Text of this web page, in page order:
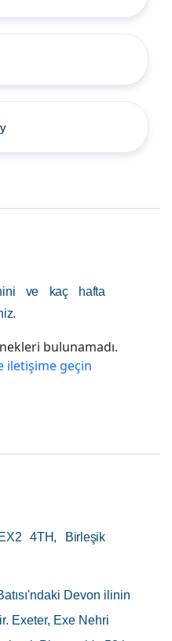
ve kaç hafta
bulunamadı.
iletişime geçin
4TH, Birleşik
Devon ilinin
Exeter, Exe Nehri